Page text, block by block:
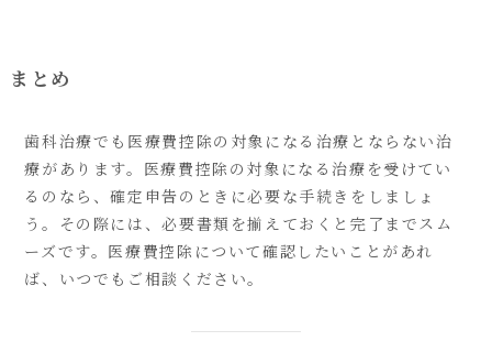
まとめ
歯科治療でも医療費控除の対象になる治療とならない治
療があります。医療費控除の対象になる治療を受けてい
るのなら、確定申告のときに必要な手続きをしましょ
う。その際には、必要書類を揃えておくと完了までスム
ーズです。医療費控除について確認したいことがあれ
ば、いつでもご相談ください。